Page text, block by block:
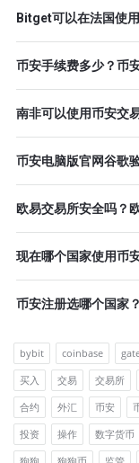
Bitget可以在法国使
币安手续费多少？币
南非可以使用币安交
币安电脑版官网谷歌
欧易交易所安全吗？
现在哪个国家使用币
币安注册选哪个国家？
bybit coinbase
买入
交易 交易所
合约
外汇 币安
投资
操作 数字货币